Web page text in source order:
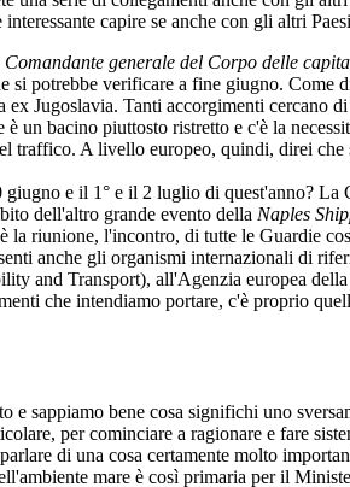
capire se anche con gli altri
Comandante generale del Corpo delle
si potrebbe verificare a fine giugno. Come
ex Jugoslavia. Tanti accorgimenti cercano
un bacino piuttosto ristretto e c'è la
traffico. A livello europeo, quindi, direi
e il 1° e il 2 luglio di quest'anno? La
dell'altro grande evento della Naples
la riunione, l'incontro, di tutte le Guardie
anche gli organismi internazionali di
and Transport), all'Agenzia europea
che intendiamo portare, c'è proprio
e sappiamo bene cosa significhi uno
per cominciare a ragionare e fare
di una cosa certamente molto
mare è così primaria per il